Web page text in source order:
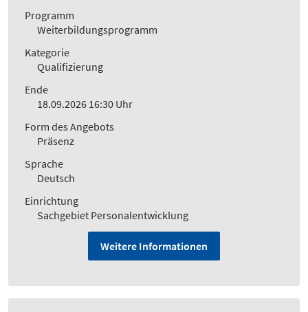
Programm
Weiterbildungsprogramm
Kategorie
Qualifizierung
Ende
18.09.2026 16:30 Uhr
Form des Angebots
Präsenz
Sprache
Deutsch
Einrichtung
Sachgebiet Personalentwicklung
Weitere Informationen